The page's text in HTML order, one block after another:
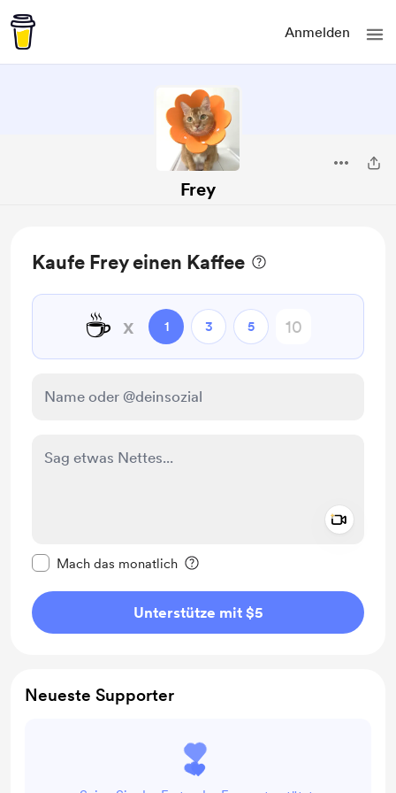
Anmelden
Frey
Kaufe Frey einen Kaffee
☕ x 1 3 5
Mach das monatlich
Unterstütze mit $5
Neueste Supporter